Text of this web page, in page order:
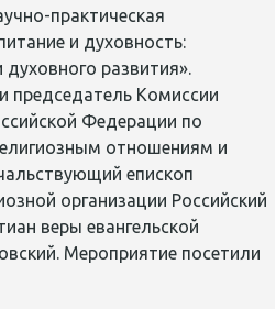
практическая
и духовность:
духовного развития».
председатель Комиссии
Федерации по
отношениям и
епископ
организации Российский
веры евангельской
Мероприятие посетили